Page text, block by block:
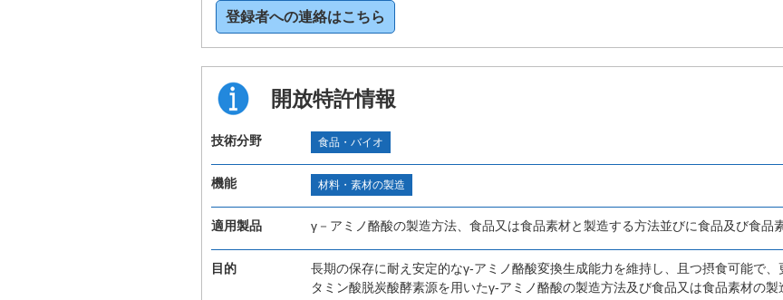
登録者への連絡はこちら
開放特許情報
技術分野 食品・バイオ
機能 材料・素材の製造
適用製品 γ－アミノ酪酸の製造方法、食品又は食品素材と製造する方法並びに食品及び食品
目的
長期の保存に耐え安定的なγ-アミノ酪酸変換生成能力を維持し、且つ摂食可能で
タミン酸脱炭酸酵素源を用いたγ-アミノ酪酸の製造方法及び食品又は食品素材の